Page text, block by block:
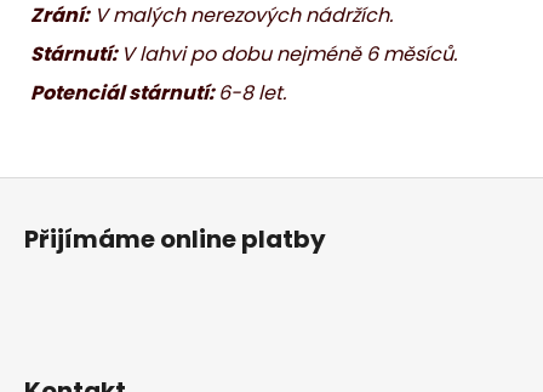
Zrání: V malých nerezových nádržích.
Stárnutí: V lahvi po dobu nejméně 6 měsíců.
Potenciál stárnutí:6-8 let.
Přijímáme online platby